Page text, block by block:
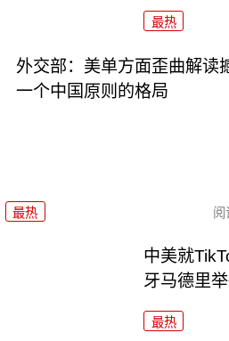
最热
外交部：美单方面歪曲解读
一个中国原则的格局
最热 阅
中美就
牙马德里
最热